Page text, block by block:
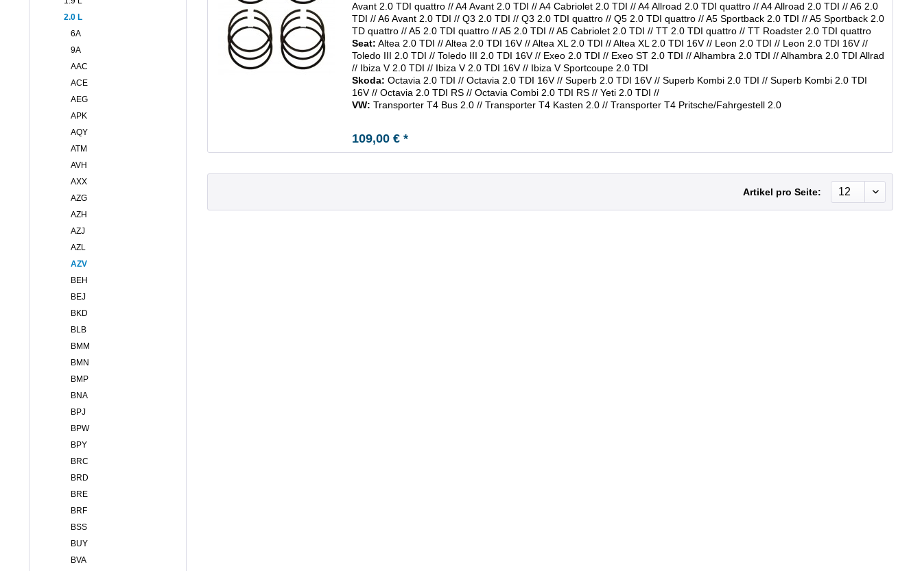
2.0 L
6A
9A
AAC
ACE
AEG
APK
AQY
ATM
AVH
AXX
AZG
AZH
AZJ
AZL
AZV
BEH
BEJ
BKD
BLB
BMM
BMN
BMP
BNA
BPJ
BPW
BPY
BRC
BRD
BRE
BRF
BSS
BUY
BVA
Avant 2.0 TDI quattro // A4 Avant 2.0 TDI // A4 Cabriolet 2.0 TDI // A4 Allroad 2.0 TDI quattro // A4 Allroad 2.0 TDI // A6 2.0
TDI // A6 Avant 2.0 TDI // Q3 2.0 TDI // Q3 2.0 TDI quattro // Q5 2.0 TDI quattro // A5 Sportback 2.0 TDI // A5 Sportback 2.0
TD quattro // A5 2.0 TDI quattro // A5 2.0 TDI // A5 Cabriolet 2.0 TDI // TT 2.0 TDI quattro // TT Roadster 2.0 TDI quattro
Seat: Altea 2.0 TDI // Altea 2.0 TDI 16V // Altea XL 2.0 TDI // Altea XL 2.0 TDI 16V // Leon 2.0 TDI // Leon 2.0 TDI 16V //
Toledo III 2.0 TDI // Toledo III 2.0 TDI 16V // Exeo 2.0 TDI // Exeo ST 2.0 TDI // Alhambra 2.0 TDI // Alhambra 2.0 TDI Allrad
// Ibiza V 2.0 TDI // Ibiza V 2.0 TDI 16V // Ibiza V Sportcoupe 2.0 TDI
Skoda: Octavia 2.0 TDI // Octavia 2.0 TDI 16V // Superb 2.0 TDI 16V // Superb Kombi 2.0 TDI // Superb Kombi 2.0 TDI
16V // Octavia 2.0 TDI RS // Octavia Combi 2.0 TDI RS // Yeti 2.0 TDI //
VW: Transporter T4 Bus 2.0 // Transporter T4 Kasten 2.0 // Transporter T4 Pritsche/Fahrgestell 2.0
109,00 € *
Artikel pro Seite: